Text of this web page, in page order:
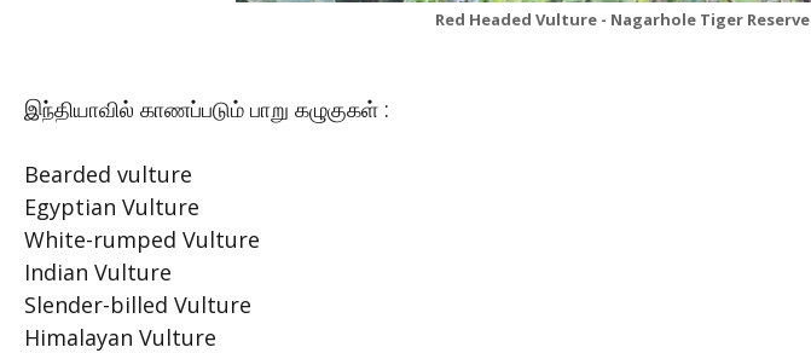
Red Headed Vulture - Nagarhole Tiger Reserve
இந்தியாவில் காணப்படும் பாறு கழுகுகள் :
Bearded vulture
Egyptian Vulture
White-rumped Vulture
Indian Vulture
Slender-billed Vulture
Himalayan Vulture